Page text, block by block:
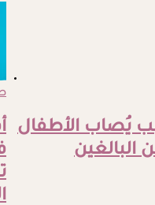
يُصاب الأطفال
البالغين